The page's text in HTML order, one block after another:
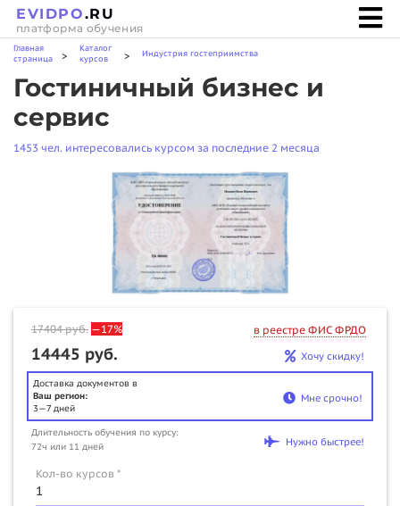
EVIDPO.RU
платформа обучения
Главная
страница
>
Каталог
курсов
> Индустрия гостеприимства
Гостиничный бизнес и
сервис
1453 чел. интересовались курсом за последние 2 месяца
17404руб. —17% в реестре ФИС ФРДО
14445 руб. Хочу скидку!
Доставка документов в
Ваш регион:
3—7 дней
Мне срочно!
Длительность обучения по курсу:
72ч или 11 дней
Нужно быстрее!
Кол-во курсов *